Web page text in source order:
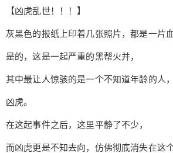
【凶虎乱世！！！】
灰黑色的报纸上印着几张照片，都是一片
是的，这是一起严重的黑帮火并，
其中最让人惊骇的是一个不知道年龄的人，
凶虎。
在这起事件之后，这里平静了不少，
而凶虎更是不知去向，仿佛彻底消失在这个
立刻支付